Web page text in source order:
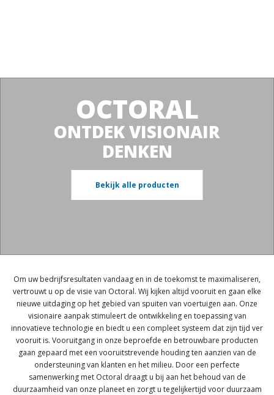
OCTORAL
ONTDEK VISIONAIR
DENKEN
Bekijk alle producten
Om uw bedrijfsresultaten vandaag en in de toekomst te maximaliseren,
vertrouwt u op de visie van Octoral. Wij kijken altijd vooruit en gaan elke
nieuwe uitdaging op het gebied van spuiten van voertuigen aan. Onze
visionaire aanpak stimuleert de ontwikkeling en toepassing van
innovatieve technologie en biedt u een compleet systeem dat zijn tijd ver
vooruit is. Vooruitgang in onze beproefde en betrouwbare producten
gaan gepaard met een vooruitstrevende houding ten aanzien van de
ondersteuning van klanten en het milieu. Door een perfecte
samenwerking met Octoral draagt u bij aan het behoud van de
duurzaamheid van onze planeet en zorgt u tegelijkertijd voor duurzaam